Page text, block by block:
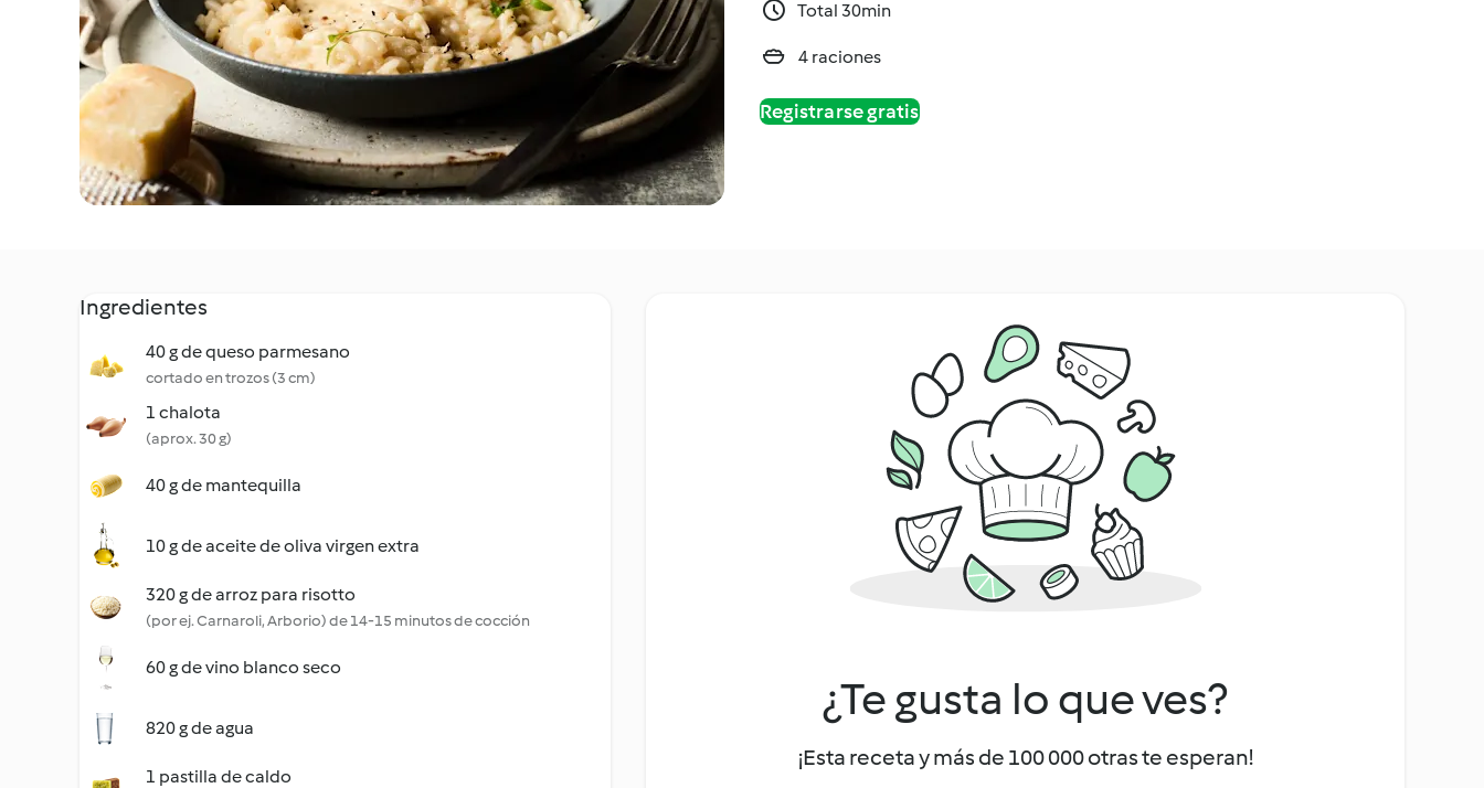
Total 30min
4 raciones
Registrarse gratis
Ingredientes
40 g de queso parmesano
cortado en trozos (3 cm)
1 chalota
(aprox. 30 g)
40 g de mantequilla
10 g de aceite de oliva virgen extra
320 g de arroz para risotto
(por ej. Carnaroli, Arborio) de 14-15 minutos de cocción
60 g de vino blanco seco
820 g de agua
1 pastilla de caldo
¿Te gusta lo que ves?
¡Esta receta y más de 100 000 otras te esperan!